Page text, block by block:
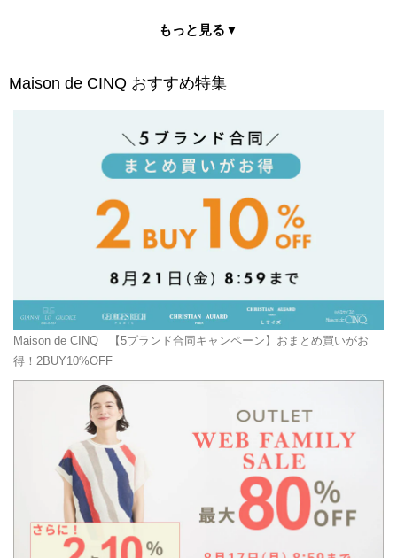
もっと見る▼
Maison de CINQ おすすめ特集
Maison de CINQ 【5ブランド合同キャンペーン】おまとめ買いがお
得！2BUY10%OFF